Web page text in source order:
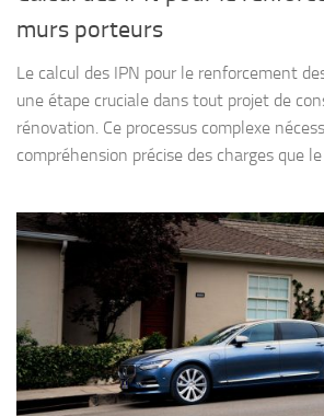
murs porteurs
Le calcul des IPN pour le renforcement
une étape cruciale dans tout projet de
rénovation. Ce processus complexe
compréhension précise des charges que le